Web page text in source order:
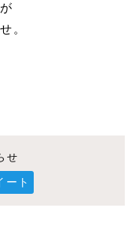
。
せ
ート